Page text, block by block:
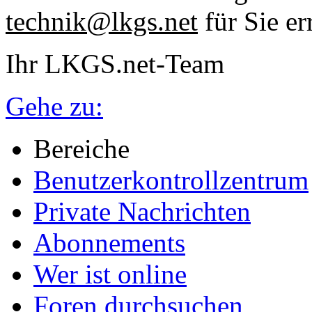
technik@lkgs.net für Sie
Ihr LKGS.net-Team
Gehe zu:
Bereiche
Benutzerkontrollzentrum
Private Nachrichten
Abonnements
Wer ist online
Foren durchsuchen